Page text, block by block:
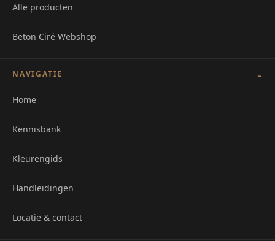
Alle producten
Beton Ciré Webshop
NAVIGATIE
Home
Kennisbank
Kleurengids
Handleidingen
Locatie & contact